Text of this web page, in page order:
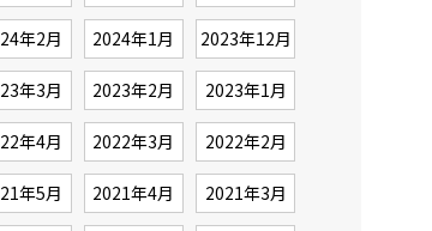
年2月 2024年1月 2023年12月
年3月 2023年2月 2023年1月
年4月 2022年3月 2022年2月
年5月 2021年4月 2021年3月